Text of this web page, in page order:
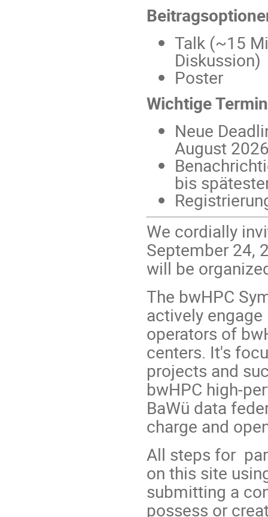
Talk (~15
Diskussion)
Poster
Wichtige
Neue
August
bis
We cordially
September 24,
will be
The bwHPC
actively
operators of
centers. It's
projects and
bwHPC high-
BaWü data
charge and
All steps for
on this site
submitting a
possess or